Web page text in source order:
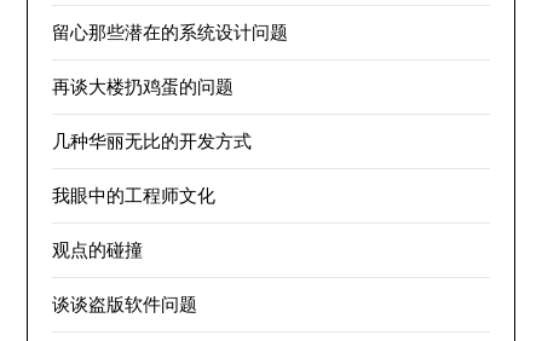
留心那些潜在的系统设计问题
再谈大楼扔鸡蛋的问题
几种华丽无比的开发方式
我眼中的工程师文化
观点的碰撞
谈谈盗版软件问题